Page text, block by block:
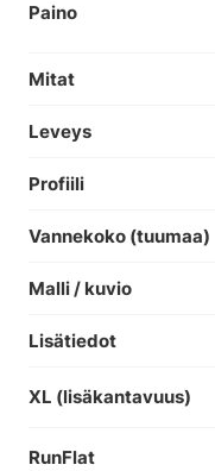
Paino
Mitat
Leveys
Profiili
Vannekoko (tuumaa)
Malli / kuvio
Lisätiedot
XL (lisäkantavuus)
RunFlat